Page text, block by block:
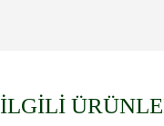
İLGİLİ